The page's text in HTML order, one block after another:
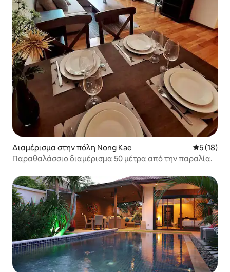
Διαμέρισμα στην πόλη Nong Kae Μέση
5 (18)
Παραθαλάσσιο διαμέρισμα 50 μέτρα από την παραλία.